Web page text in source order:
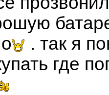
. так я
где